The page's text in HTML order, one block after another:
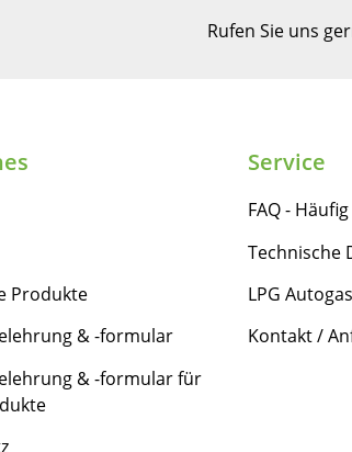
Rufen Sie uns
Produkte
& -formular
& -formular für
Service
FAQ -
Technische
LPG
Kontakt /